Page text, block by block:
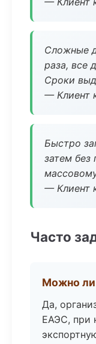
Сложные
раза, все
Сроки
— Клиент
Быстро
затем без
— Клиент
Часто
Можно ли
Да,
ЕАЭС, при